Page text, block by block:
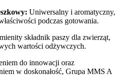
Uniwersalny i aromatyczny,
podczas gotowania.
składnik paszy dla zwierząt,
wartości odżywczych.
do innowacji oraz
w doskonałość, Grupa MMS A